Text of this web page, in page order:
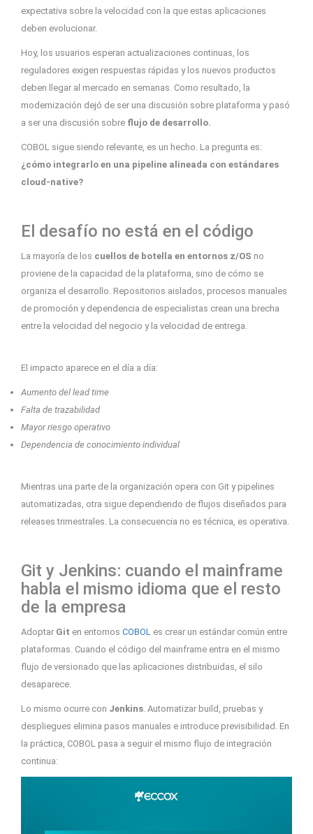
expectativa sobre la velocidad con la que estas aplicaciones
deben evolucionar.
Hoy, los usuarios esperan actualizaciones continuas, los
reguladores exigen respuestas rápidas y los nuevos productos
deben llegar al mercado en semanas. Como resultado, la
modernización dejó de ser una discusión sobre plataforma y pasó
a ser una discusión sobre flujo de desarrollo.
COBOL sigue siendo relevante, es un hecho. La pregunta es:
¿cómo integrarlo en una pipeline alineada con estándares
cloud-native?
El desafío no está en el código
La mayoría de los cuellos de botella en entornos z/OS no
proviene de la capacidad de la plataforma, sino de cómo se
organiza el desarrollo. Repositorios aislados, procesos manuales
de promoción y dependencia de especialistas crean una brecha
entre la velocidad del negocio y la velocidad de entrega.
El impacto aparece en el día a día:
Aumento del lead time
Falta de trazabilidad
Mayor riesgo operativo
Dependencia de conocimiento individual
Mientras una parte de la organización opera con Git y pipelines
automatizadas, otra sigue dependiendo de flujos diseñados para
releases trimestrales. La consecuencia no es técnica, es operativa.
Git y Jenkins: cuando el mainframe
habla el mismo idioma que el resto
de la empresa
Adoptar Git en entornos COBOL es crear un estándar común entre
plataformas. Cuando el código del mainframe entra en el mismo
flujo de versionado que las aplicaciones distribuidas, el silo
desaparece.
Lo mismo ocurre con Jenkins. Automatizar build, pruebas y
despliegues elimina pasos manuales e introduce previsibilidad. En
la práctica, COBOL pasa a seguir el mismo flujo de integración
continua: